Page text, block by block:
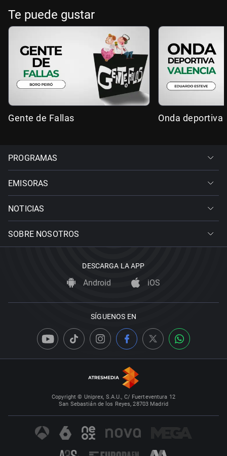
Te puede gustar
Gente de Fallas Onda deportiva
PROGRAMAS
EMISORAS
NOTICIAS
SOBRE NOSOTROS
DESCARGA LA APP
Android iOS
SÍGUENOS EN
Copyright © Uniprex, S.A.U., C/ Fuerteventura 12
San Sebastián de los Reyes, 28703 Madrid